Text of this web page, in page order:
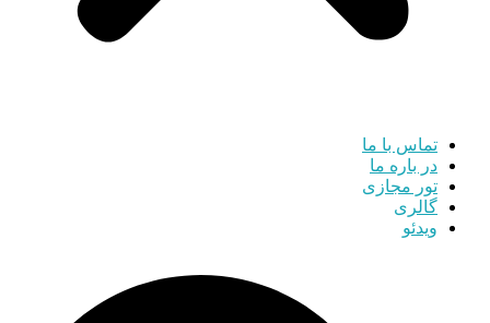
تماس با ما
در باره ما
تور مجازی
گالری
ویدئو